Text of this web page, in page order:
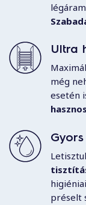
Ultra
még
esetén
préselt